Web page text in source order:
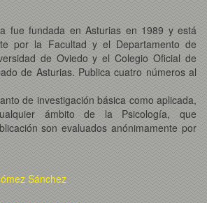
fue fundada en Asturias en 1989 y está
por la Facultad y el Departamento de
de Oviedo y el Colegio Oficial de
de Asturias. Publica cuatro números al
de investigación básica como aplicada,
ámbito de la Psicología, que
son evaluados anónimamente por
Sánchez